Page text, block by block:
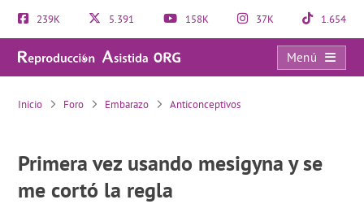
239K 5.391 158K 37K 1.654
Menú
Primera vez usando mesigyna y se me cortó la regla
Inicio Foro Embarazo Anticonceptivos
Primera vez usando mesigyna y se
me cortó la regla